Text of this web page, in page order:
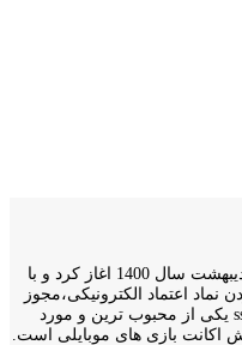
وبسایت کامیار اکانت فعالیت خود را از اردیبهشت سال 1400 اغاز کرد و با
بودن نماد اعتماد الکترونیکی،مجوز
پرداخت امن و همچنین گواهینامه امنیتی ssl یکی از محبوب ترین و مورد
اکانت بازی های موبایلی است.